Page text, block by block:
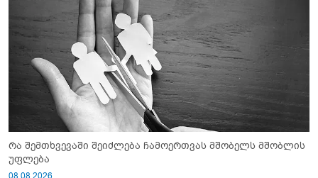
რა შემთხვევაში შეიძლება ჩამოერთვას მშობელს მშობლის
უფლება